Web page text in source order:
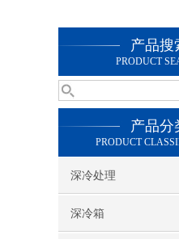
产品搜
PRODUCT
产品分
PRODUCT
深冷处理
深冷箱